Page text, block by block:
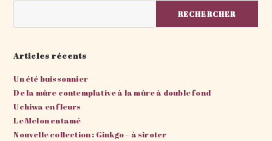
RECHERCHER
Articles récents
Un été buissonnier
De la mûre contemplative à la mûre à double fond
Uchiwa en fleurs
Le Melon entamé
Nouvelle collection : Ginkgo – à siroter